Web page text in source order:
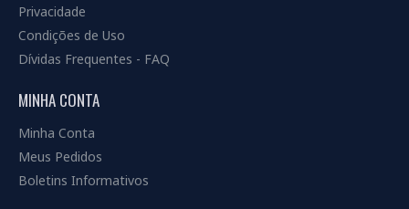
Privacidade
Condições de Uso
Dívidas Frequentes - FAQ
MINHA CONTA
Minha Conta
Meus Pedidos
Boletins Informativos